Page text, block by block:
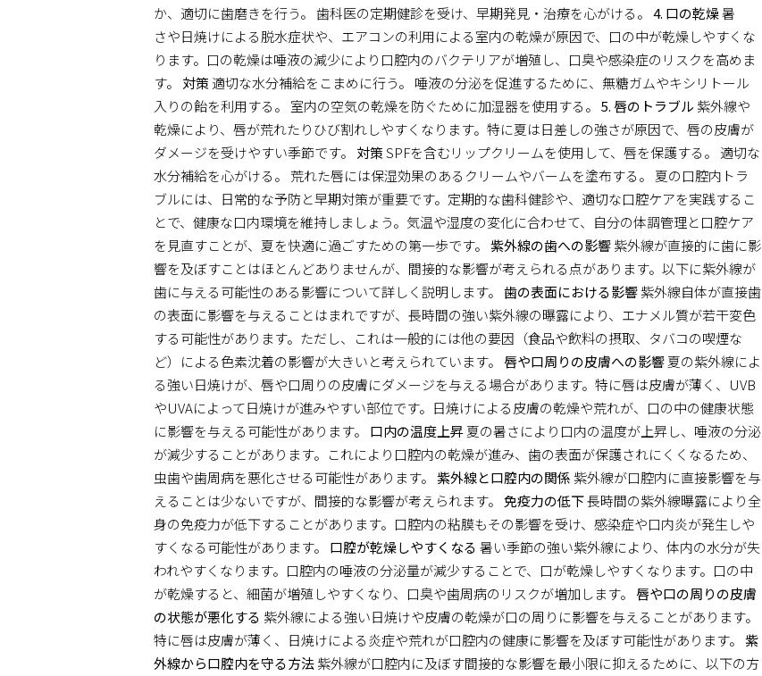
か、適切に歯磨きを行う。 歯科医の定期健診を受け、早期発見・治療を心がける。 4. 口の乾燥暑
さや日焼けによる脱水症状や、エアコンの利用による室内の乾燥が原因で、口の中が乾燥しやすくな
ります。口の乾燥は唾液の減少により口腔内のバクテリアが増殖し、口臭や感染症のリスクを高めま
す。 対策 適切な水分補給をこまめに行う。 唾液の分泌を促進するために、無糖ガムやキシリトール
入りの飴を利用する。 室内の空気の乾燥を防ぐために加湿器を使用する。 5. 唇のトラブル 紫外線や
乾燥により、唇が荒れたりひび割れしやすくなります。特に夏は日差しの強さが原因で、唇の皮膚が
ダメージを受けやすい季節です。 対策SPFを含むリップクリームを使用して、唇を保護する。 適切な
水分補給を心がける。 荒れた唇には保湿効果のあるクリームやバームを塗布する。 夏の口腔内トラ
ブルには、日常的な予防と早期対策が重要です。定期的な歯科健診や、適切な口腔ケアを実践するこ
とで、健康な口内環境を維持しましょう。気温や湿度の変化に合わせて、自分の体調管理と口腔ケア
を見直すことが、夏を快適に過ごすための第一歩です。 紫外線の歯への影響紫外線が直接的に歯に影
響を及ぼすことはほとんどありませんが、間接的な影響が考えられる点があります。以下に紫外線が
歯に与える可能性のある影響について詳しく説明します。 歯の表面における影響紫外線自体が直接歯
の表面に影響を与えることはまれですが、長時間の強い紫外線の曝露により、エナメル質が若干変色
する可能性があります。ただし、これは一般的には他の要因（食品や飲料の摂取、タバコの喫煙な
ど）による色素沈着の影響が大きいと考えられています。 唇や口周りの皮膚への影響夏の紫外線によ
る強い日焼けが、唇や口周りの皮膚にダメージを与える場合があります。特に唇は皮膚が薄く、UVB
やUVAによって日焼けが進みやすい部位です。日焼けによる皮膚の乾燥や荒れが、口の中の健康状態
に影響を与える可能性があります。 口内の温度上昇夏の暑さにより口内の温度が上昇し、唾液の分泌
が減少することがあります。これにより口腔内の乾燥が進み、歯の表面が保護されにくくなるため、
虫歯や歯周病を悪化させる可能性があります。 紫外線と口腔内の関係 紫外線が口腔内に直接影響を与
えることは少ないですが、間接的な影響が考えられます。 免疫力の低下長時間の紫外線曝露により全
身の免疫力が低下することがあります。口腔内の粘膜もその影響を受け、感染症や口内炎が発生しや
すくなる可能性があります。 口腔が乾燥しやすくなる 暑い季節の強い紫外線により、体内の水分が失
われやすくなります。口腔内の唾液の分泌量が減少することで、口が乾燥しやすくなります。口の中
が乾燥すると、細菌が増殖しやすくなり、口臭や歯周病のリスクが増加します。 唇や口の周りの皮膚
の状態が悪化する 紫外線による強い日焼けや皮膚の乾燥が口の周りに影響を与えることがあります。
特に唇は皮膚が薄く、日焼けによる炎症や荒れが口腔内の健康に影響を及ぼす可能性があります。 紫
外線から口腔内を守る方法紫外線が口腔内に及ぼす間接的な影響を最小限に抑えるために、以下の方